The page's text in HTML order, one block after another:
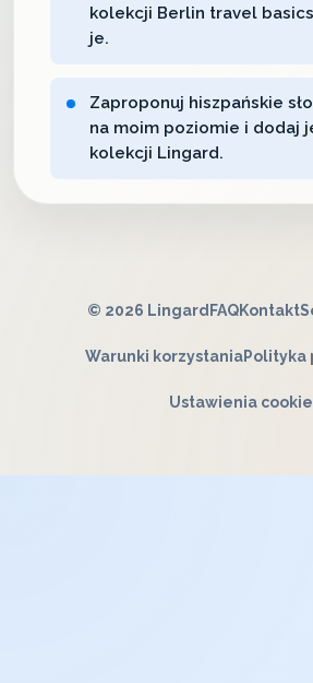
kolekcji Berlin travel
je.
Zaproponuj hiszpańskie
na moim poziomie i dodaj
kolekcji Lingard.
© 2026 Lingard FAQKontakt
Warunki korzystaniaPolityka
Ustawienia